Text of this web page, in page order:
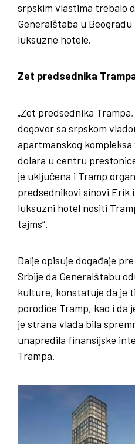
srpskim vlastima trebalo
Generalštaba u
luksuzne hotele.
Zet predsednika
„Zet predsednika
dogovor sa srpskom
apartmanskog
dolara u centru
je uključena i Tramp
predsednikovi sinovi Erik
luksuzni hotel nositi
tajms“.
Dalje opisuje događaje
Srbije da Generalštabu
kulture, konstatuje da je
porodice Tramp, kao i da
je strana vlada bila
unapredila finansijske
Trampa.